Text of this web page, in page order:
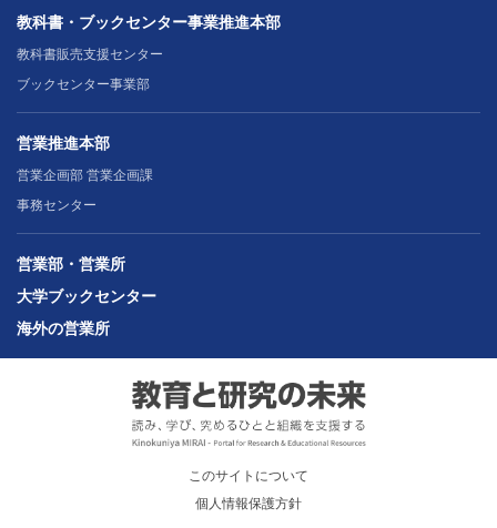
教科書・ブックセンター事業推進本部
教科書販売支援センター
ブックセンター事業部
営業推進本部
営業企画部 営業企画課
事務センター
営業部・営業所
大学ブックセンター
海外の営業所
このサイトについて
個人情報保護方針